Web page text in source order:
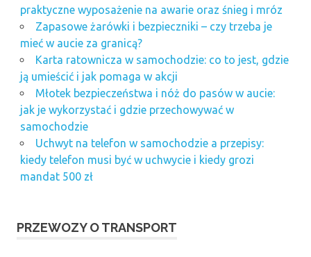
praktyczne wyposażenie na awarie oraz śnieg i mróz
Zapasowe żarówki i bezpieczniki – czy trzeba je
mieć w aucie za granicą?
Karta ratownicza w samochodzie: co to jest, gdzie
ją umieścić i jak pomaga w akcji
Młotek bezpieczeństwa i nóż do pasów w aucie:
jak je wykorzystać i gdzie przechowywać w
samochodzie
Uchwyt na telefon w samochodzie a przepisy:
kiedy telefon musi być w uchwycie i kiedy grozi
mandat 500 zł
PRZEWOZY O TRANSPORT